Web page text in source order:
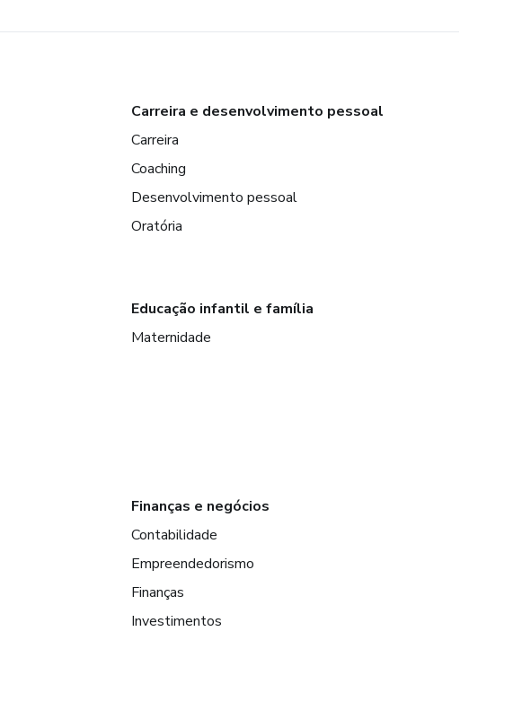
Carreira e desenvolvimento pessoal
Carreira
Coaching
Desenvolvimento pessoal
Oratória
Educação infantil e família
Maternidade
Finanças e negócios
Contabilidade
Empreendedorismo
Finanças
Investimentos